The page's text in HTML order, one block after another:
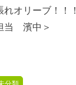
れオリーブ！！！
当 濱中＞